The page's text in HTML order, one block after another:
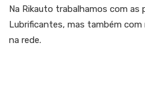
Na Rikauto trabalhamos com as
Lubrificantes, mas também
na rede.